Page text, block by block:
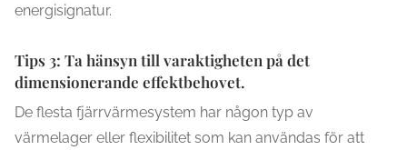
energisignatur.
Tips 3: Ta hänsyn till varaktigheten på det
dimensionerande effektbehovet.
De flesta fjärrvärmesystem har någon typ av
värmelager eller flexibilitet som kan användas för att